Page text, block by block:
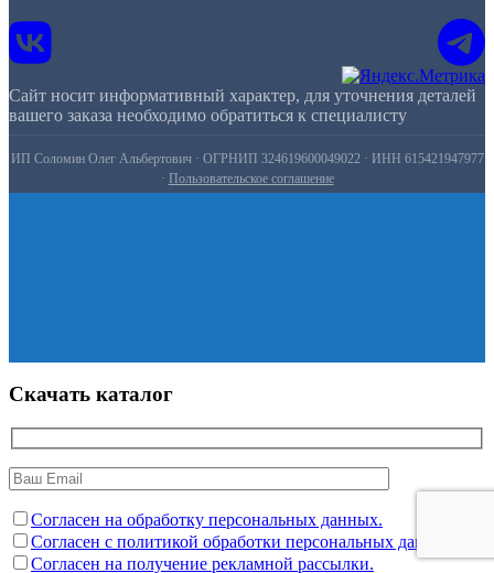
Сайт носит информативный характер, для уточнения деталей
вашего заказа необходимо обратиться к специалисту
ИП Соломин Олег Альбертович · ОГРНИП 324619600049022 · ИНН 615421947977
· Пользовательское соглашение
Скачать каталог
Согласен на обработку персональных данных.
Согласен с политикой обработки персональных данных.
Согласен на получение рекламной рассылки.